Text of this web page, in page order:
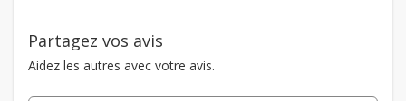
Partagez vos avis
Aidez les autres avec votre avis.